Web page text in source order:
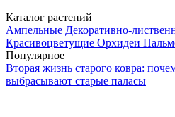
Каталог растений
Ампельные Декоративно-
Красивоцветущие Орхидеи
Популярное
Вторая жизнь старого ковра:
выбрасывают старые паласы